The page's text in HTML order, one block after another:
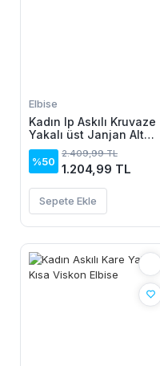
Elbise
Kadın Ip Askılı Kruvaze
Yakalı üst Janjan Alt
Süprem Elbise
%50
2.409,99 TL
1.204,99 TL
Sepete Ekle